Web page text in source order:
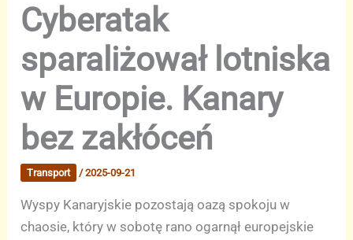
Cyberatak
sparaliżował lotniska
w Europie. Kanary
bez zakłóceń
Transport /2025-09-21
Wyspy Kanaryjskie pozostają oazą spokoju w
chaosie, który w sobotę rano ogarnął europejskie